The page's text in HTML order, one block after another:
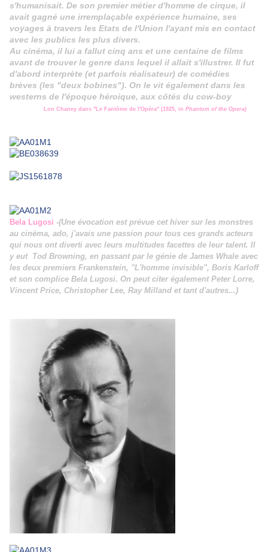
s'humanisait. De son premier métier d'homme de cirque, il
avait gagné une irremplaçable expérience humaine, ses
voyages à travers les Etats de l'Union l'ayant mis en contact
avec les publics les plus divers.
Au cinéma, il lui a fallut cinq ans et une centaine de films
avant de trouver le genre dans lequel il allait s'illustrer. Il fut
d'abord interprète (et parfois réalisateur) de comédies
brèves (les "deux bobines"). On le vit également dans les
westerns de l'époque héroique, aux côtés du cow-boy
Lon Chaney dans "Le Fantôme de l'Opéra" (1925, in Phantom of the Opera)
Bela Lugosi -(Une évocation est prévue cet hiver sur les monstres
au cinéma, ado, j'avais une passion pour tous ces grands acteurs
qui nous ont diverti avec leurs multitudes facettes de leur talent. Il
y eut Tod Browning, en passant par le génie de James Whale avec
les deux premiers Frankenstein, "L'homme invisible", Boris Karloff
et son complice Bela Lugosi. On peut citer également Peter Lorre,
Vincent Price, Christopher Lee, Ray Milland et tant d'autres...)